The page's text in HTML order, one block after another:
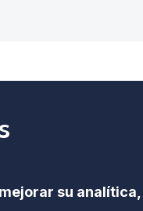
mejorar su